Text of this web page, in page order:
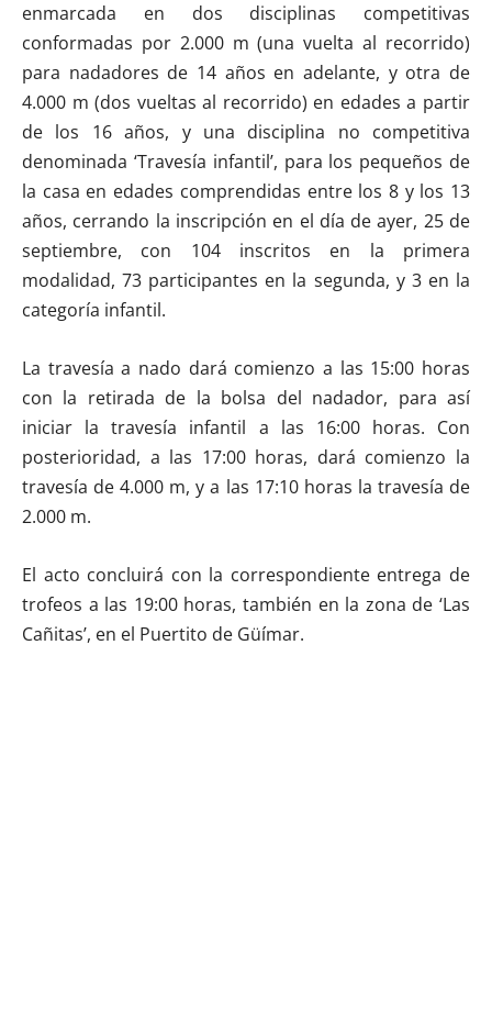
enmarcada en dos disciplinas competitivas
conformadas por 2.000 m (una vuelta al recorrido)
para nadadores de 14 años en adelante, y otra de
4.000 m (dos vueltas al recorrido) en edades a partir
de los 16 años, y una disciplina no competitiva
denominada ‘Travesía infantil’, para los pequeños de
la casa en edades comprendidas entre los 8 y los 13
años, cerrando la inscripción en el día de ayer, 25 de
septiembre, con 104 inscritos en la primera
modalidad, 73 participantes en la segunda, y 3 en la
categoría infantil.
La travesía a nado dará comienzo a las 15:00 horas
con la retirada de la bolsa del nadador, para así
iniciar la travesía infantil a las 16:00 horas. Con
posterioridad, a las 17:00 horas, dará comienzo la
travesía de 4.000 m, y a las 17:10 horas la travesía de
2.000 m.
El acto concluirá con la correspondiente entrega de
trofeos a las 19:00 horas, también en la zona de ‘Las
Cañitas’, en el Puertito de Güímar.